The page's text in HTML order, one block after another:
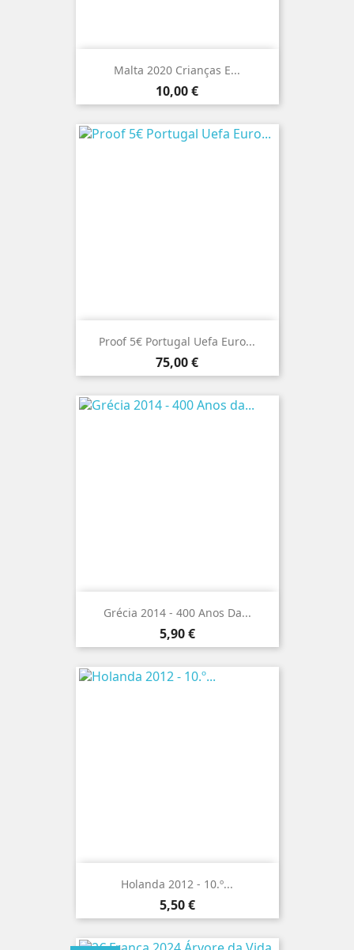
Malta 2020 Crianças E...
Preço
10,00 €
Proof 5€ Portugal Uefa Euro...
Preço
75,00 €
Grécia 2014 - 400 Anos Da...
Preço
5,90 €
Holanda 2012 - 10.º...
Preço
5,50 €